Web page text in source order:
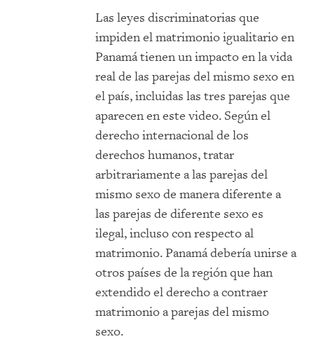
Las leyes discriminatorias que
impiden el matrimonio igualitario en
Panamá tienen un impacto en la vida
real de las parejas del mismo sexo en
el país, incluidas las tres parejas que
aparecen en este video. Según el
derecho internacional de los
derechos humanos, tratar
arbitrariamente a las parejas del
mismo sexo de manera diferente a
las parejas de diferente sexo es
ilegal, incluso con respecto al
matrimonio. Panamá debería unirse a
otros países de la región que han
extendido el derecho a contraer
matrimonio a parejas del mismo
sexo.